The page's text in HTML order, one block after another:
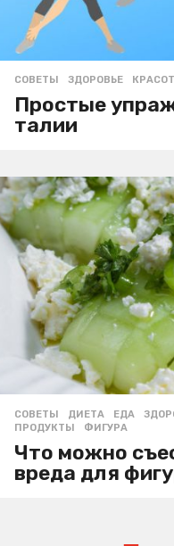
СОВЕТЫ ЗДОРОВЬЕ ,
Простые
талии
СОВЕТЫ ДИЕТА ,ЕДА ,
ПРОДУКТЫ
,ФИГУРА
Что можно
вреда для